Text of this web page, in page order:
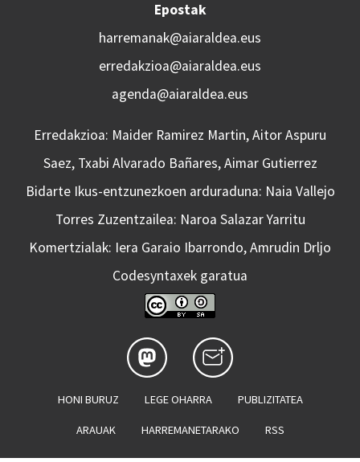
Epostak
harremanak@aiaraldea.eus
erredakzioa@aiaraldea.eus
agenda@aiaraldea.eus
Erredakzioa: Maider Ramirez Martin, Aitor Aspuru
Saez, Txabi Alvarado Bañares, Aimar Gutierrez
Bidarte Ikus-entzunezkoen arduraduna: Naia Vallejo
Torres Zuzentzailea: Naroa Salazar Yarritu
Komertzialak: Iera Garaio Ibarrondo, Amrudin Drljo
Codesyntaxek garatua
HONI BURUZ LEGE OHARRA PUBLIZITATEA
ARAUAK HARREMANETARAKO RSS